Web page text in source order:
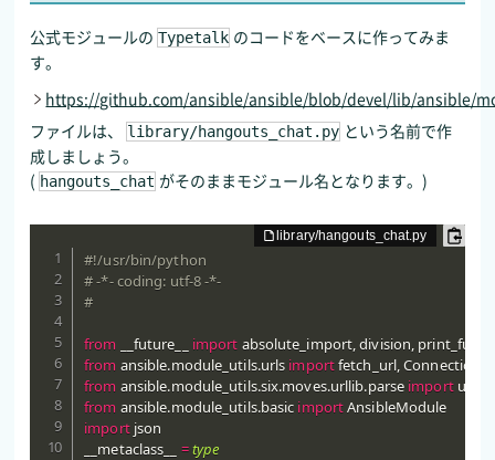
公式モジュールの Typetalk のコードをベースに作ってみま
す。
https://github.com/ansible/ansible/blob/devel/lib/ansible/
ファイルは、
library/hangouts_chat.py という名前で作
成しましょう。
( hangouts_chat がそのままモジュール名となります。)
#!/usr/bin/python
# -*- coding: utf-8 -*-
#
from __future__ import absolute_import, division,
from ansible.module_utils.urls import fetch_url,
from ansible.module_utils.six.moves.urllib.parse import
from ansible.module_utils.basic import
import json
__metaclass__ =type